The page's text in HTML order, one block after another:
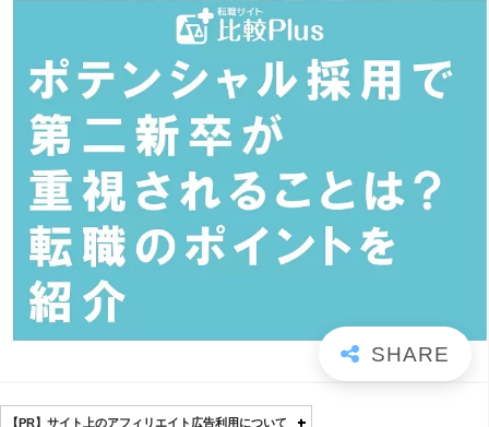
【PR】サイト上のアフィリエイト広告利用について